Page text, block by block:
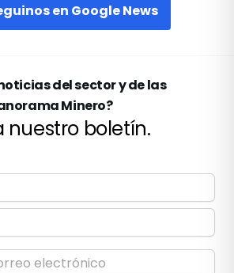
en Google News
del sector y de las
Minero?
nuestro boletín.